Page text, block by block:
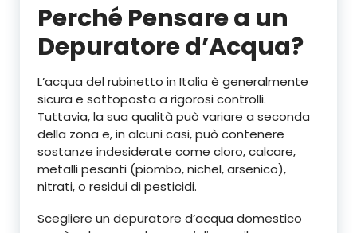
Perché Pensare a un
Depuratore d’Acqua?
L’acqua del rubinetto in Italia è generalmente
sicura e sottoposta a rigorosi controlli.
Tuttavia, la sua qualità può variare a seconda
della zona e, in alcuni casi, può contenere
sostanze indesiderate come cloro, calcare,
metalli pesanti (piombo, nichel, arsenico),
nitrati, o residui di pesticidi.
Scegliere un depuratore d’acqua domestico